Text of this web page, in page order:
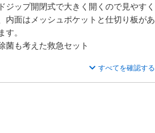
ジップ開閉式で大きく開くので見やすく
内面はメッシュポケットと仕切り板があ
。
菌も考えた救急セット
すべてを確認する